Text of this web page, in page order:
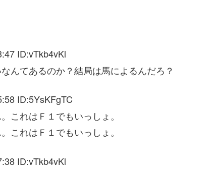
ID:vTkb4vKl
んてあるのか？結局は馬によるんだろ？
ID:5YsKFgTC
これはＦ１でもいっしょ。
これはＦ１でもいっしょ。
ID:vTkb4vKl